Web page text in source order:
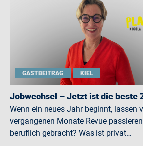
GASTBEITRAG KIEL
Jobwechsel – Jetzt ist die beste
Wenn ein neues Jahr beginnt, lassen
vergangenen Monate Revue
beruflich gebracht? Was ist privat…